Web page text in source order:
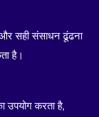
सही संसाधन ढूंढना
है।
उपयोग करता है,